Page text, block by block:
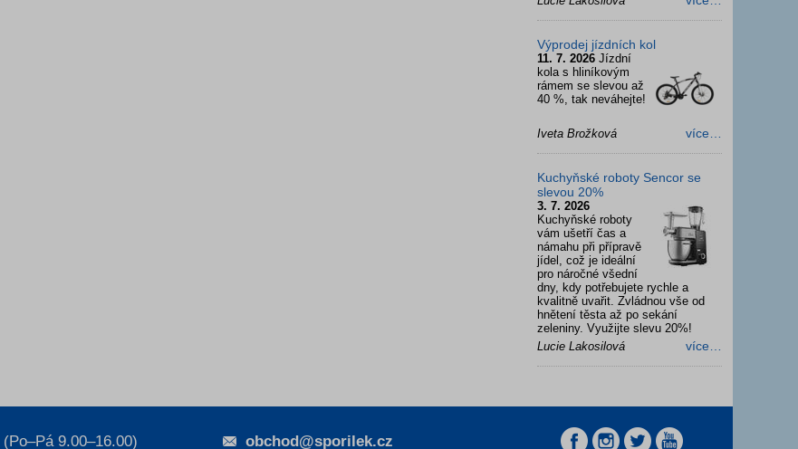
Výprodej jízdních kol
11. 7. 2026 Jízdní
kola s hliníkovým
rámem se slevou až
40 %, tak neváhejte!
Iveta Brožková více…
Kuchyňské roboty Sencor se
slevou 20%
3. 7. 2026
Kuchyňské roboty
vám ušetří čas a
námahu při přípravě
jídel, což je ideální
pro náročné všední
dny, kdy potřebujete rychle a
kvalitně uvařit. Zvládnou vše od
hnětení těsta až po sekání
zeleniny. Využijte slevu 20%!
Lucie Lakosilová
více…
(Po–Pá 9.00–16.00) obchod@sporilek.cz